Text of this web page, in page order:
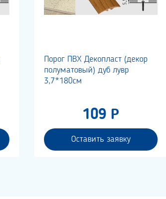
Порог ПВХ Декопласт (декор
полуматовый) дуб лувр
3,7*180см
109 Р
Оставить заявку